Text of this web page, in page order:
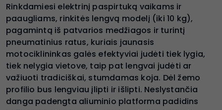
Rinkdamiesi elektrinį paspirtuką vaikams ir
paaugliams, rinkitės lengvą modelį (iki 10 kg),
pagamintą iš patvarios medžiagos ir turintį
pneumatinius ratus, kuriais jaunasis
motociklininkas galės efektyviai judėti tiek lygia,
tiek nelygia vietove, taip pat lengvai judėti ar
važiuoti tradiciškai, stumdamas koja. Dėl žemo
profilio bus lengviau įlipti ir išlipti. Neslystančia
danga padengta aliuminio platforma padidins